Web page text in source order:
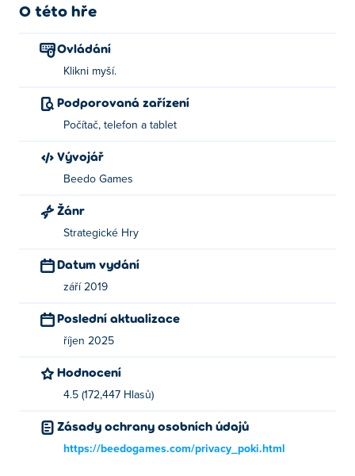
O této hře
Ovládání
Klikni myší.
Podporovaná zařízení
Počítač, telefon a tablet
Vývojář
Beedo Games
Žánr
Strategické Hry
Datum vydání
září 2019
Poslední aktualizace
říjen 2025
Hodnocení
4.5 (172,447 Hlasů)
Zásady ochrany osobních údajů
https://beedogames.com/privacy_poki.html